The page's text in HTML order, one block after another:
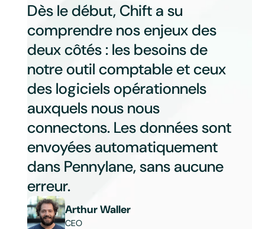
Dès le début, Chift a su
comprendre nos enjeux des
deux côtés : les besoins de
notre outil comptable et ceux
des logiciels opérationnels
auxquels nous nous
connectons. Les données sont
envoyées automatiquement
dans Pennylane, sans aucune
erreur.
Arthur Waller
CEO